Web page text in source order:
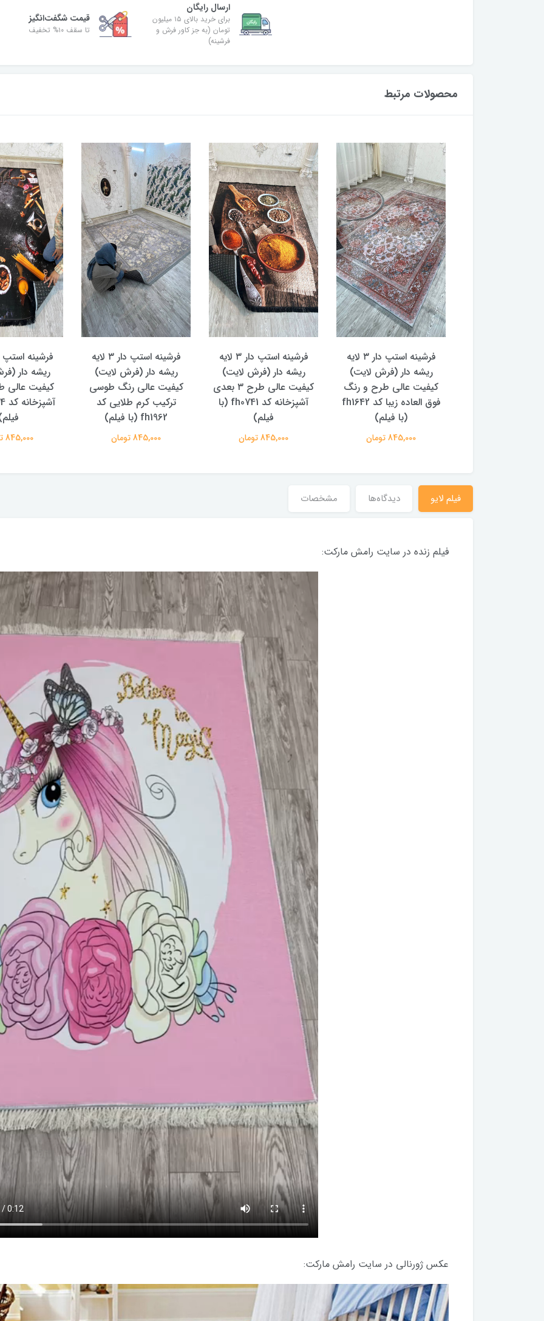
ارسال رایگان
برای خرید بالای ۱۵ میلیون
تومان (به جز کاور فرش و
فرشینه)
قیمت شگفت‌انگیز
تا سقف ۱۰% تخفیف
محصولات مرتبط
ریشه دار (فرش لایت)
فیلم)
845,000 تومان
ریشه دار (فرش لایت)
کیفیت عالی رنگ طوسی
ترکیب کرم طلایی کد
fh1962 (با فیلم)
845,000 تومان
ریشه دار (فرش لایت)
کیفیت عالی طرح زیبای
فیلم)
845,000 تومان
ریشه
العاده
کد fh1563 (با فیلم)
فیلم لایو دیدگاه‌ها مشخصات
فیلم زنده در سایت رامش مارکت:
عکس ژورنالی در سایت رامش مارکت: